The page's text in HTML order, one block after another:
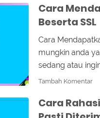
Cara
Beserta SSL
Cara
mungkin anda
sedang atau
Tambah Komentar
Cara